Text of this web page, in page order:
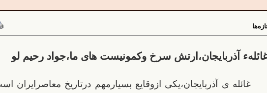
آذربایجان،ارتش سرخ وکمونیست های ما،جواد رحیم لو
غائله ی آذربایجان،یکی ازوقایع بسیارمهم درتاریخ معاصرایران